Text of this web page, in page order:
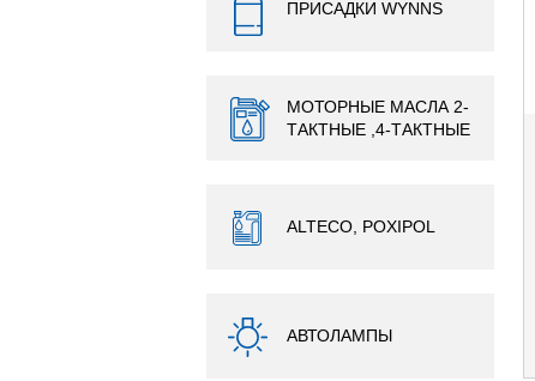
ПРИСАДКИ WYNNS
МОТОРНЫЕ МАСЛА 2-
ТАКТНЫЕ ,4-ТАКТНЫЕ
ALTECO, POXIPOL
АВТОЛАМПЫ